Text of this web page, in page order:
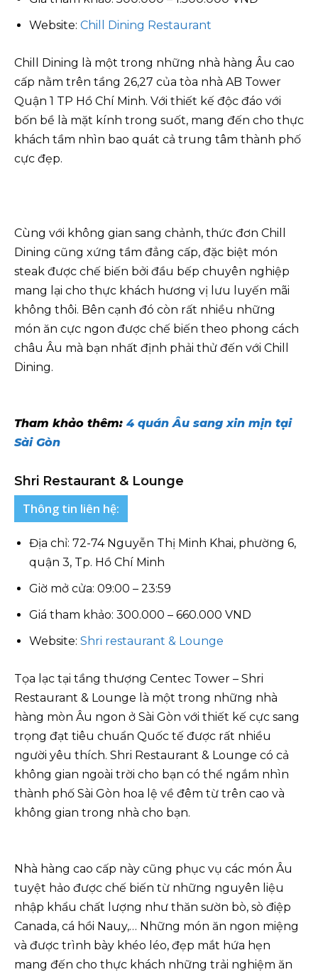
Website: Chill Dining Restaurant
Chill Dining là một trong những nhà hàng Âu cao
cấp nằm trên tầng 26,27 của tòa nhà AB Tower
Quận 1 TP Hồ Chí Minh. Với thiết kế độc đáo với
bốn bề là mặt kính trong suốt, mang đến cho thực
khách tầm nhìn bao quát cả trung tâm thành phố
cực đẹp.
Cùng với không gian sang chảnh, thức đơn Chill
Dining cũng xứng tầm đẳng cấp, đặc biệt món
steak được chế biến bởi đầu bếp chuyên nghiệp
mang lại cho thực khách hương vị lưu luyến mãi
không thôi. Bên cạnh đó còn rất nhiều những
món ăn cực ngon được chế biến theo phong cách
châu Âu mà bạn nhất định phải thử đến với Chill
Dining.
Tham khảo thêm: 4 quán Âu sang xin mịn tại
Sài Gòn
Shri Restaurant & Lounge
Thông tin liên hệ:
Địa chỉ: 72-74 Nguyễn Thị Minh Khai, phường 6,
quận 3, Tp. Hồ Chí Minh
Giờ mở cửa: 09:00 – 23:59
Giá tham khảo: 300.000 – 660.000 VND
Website: Shri restaurant & Lounge
Tọa lạc tại tầng thượng Centec Tower – Shri
Restaurant & Lounge là một trong những nhà
hàng mòn Âu ngon ở Sài Gòn với thiết kế cực sang
trọng đạt tiêu chuẩn Quốc tế được rất nhiều
người yêu thích. Shri Restaurant & Lounge có cả
không gian ngoài trời cho bạn có thể ngắm nhìn
thành phố Sài Gòn hoa lệ về đêm từ trên cao và
không gian trong nhà cho bạn.
Nhà hàng cao cấp này cũng phục vụ các món Âu
tuyệt hảo được chế biến từ những nguyên liệu
nhập khẩu chất lượng như thăn sườn bò, sò điệp
Canada, cá hồi Nauy,… Những món ăn ngon miệng
và được trình bày khéo léo, đẹp mắt hứa hẹn
mang đến cho thực khách những trải nghiệm ăn